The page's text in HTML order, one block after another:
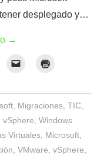
desplegado y…
→
, Migraciones, TIC,
,vSphere ,Windows
Virtuales, Microsoft,
,VMware ,vSphere